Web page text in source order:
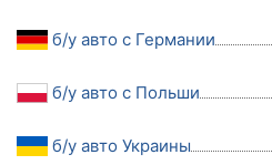
б/у авто с Германии
б/у авто с Польши
б/у авто Украины